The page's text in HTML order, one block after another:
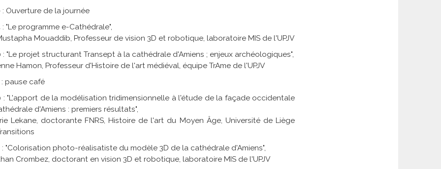
: Ouverture de la journée
: "Le programme e-Cathédrale",
Mouaddib, Professeur de vision 3D et robotique, laboratoire MIS de l'UPJV
: "Le projet structurant Transept à la cathédrale d'Amiens ; enjeux archéologiques",
Hamon, Professeur d'Histoire de l'art médiéval, équipe TrAme de l'UPJV
: pause café
: "L'apport de la modélisation tridimensionnelle à l'étude de la façade occidentale
d'Amiens : premiers résultats",
Lekane, doctorante FNRS, Histoire de l'art du Moyen Âge, Université de Liège
: "Colorisation photo-réalisatiste du modèle 3D de la cathédrale d'Amiens",
Crombez, doctorant en vision 3D et robotique, laboratoire MIS de l'UPJV